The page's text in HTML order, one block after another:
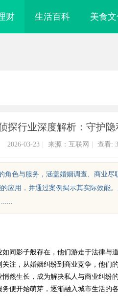
财 生活百科 美食
探行业深度解析：守护
2026-03-23 来源：互联网 查看:
角色与服务，涵盖婚姻调查、商业
应用，并通过案例揭示其实际效能
同影子般存在，他们游走于法律与
注，从婚姻纠纷到商业竞争，他们
然生长，成为解决私人与商业纠纷
便开始萌芽，逐渐融入城市生活的各
付代理平台：助力商